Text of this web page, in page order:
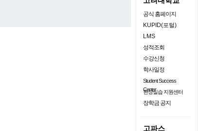
공식 홈페이지
KUPID(포털)
LMS
성적조회
수강신청
학사일정
Student Success
Center
현장실습 지원센터
장학금 공지
고파스